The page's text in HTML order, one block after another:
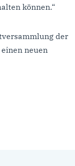
können.“
der
neuen